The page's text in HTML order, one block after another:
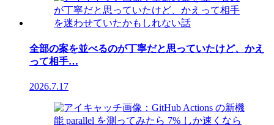
全部の案を並べるのが丁寧だと思っていたけど、かえ
って相手…
2026.7.17